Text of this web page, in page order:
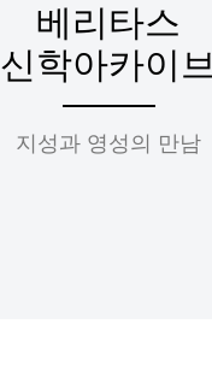
베리타스
신학아카이브
지성과 영성의 만남